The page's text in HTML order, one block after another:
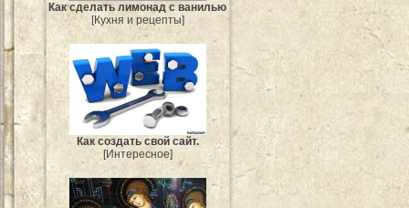
Как сделать лимонад с ванилью
[Кухня и рецепты]
Как создать свой сайт.
[Интересное]